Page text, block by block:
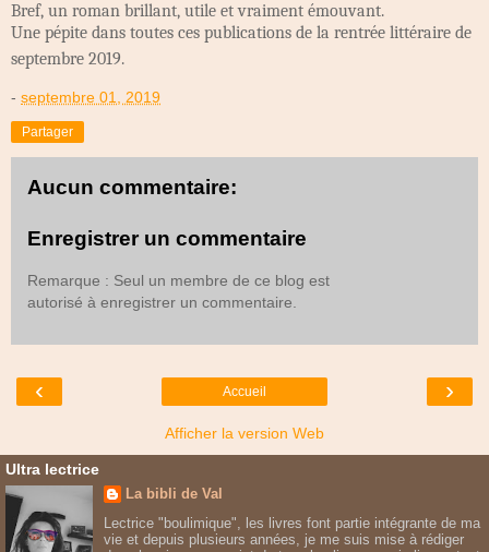
Bref, un roman brillant, utile et vraiment émouvant.
Une pépite dans toutes ces publications de la rentrée littéraire de
septembre 2019.
- septembre 01, 2019
Partager
Aucun commentaire:
Enregistrer un commentaire
Remarque : Seul un membre de ce blog est
autorisé à enregistrer un commentaire.
‹ ›
Accueil
Afficher la version Web
Ultra lectrice
La bibli de Val
Lectrice "boulimique", les livres font partie intégrante de ma
vie et depuis plusieurs années, je me suis mise à rédiger